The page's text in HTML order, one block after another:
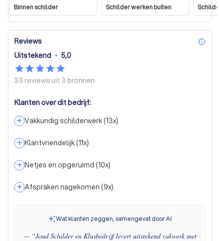
Binnen schilder Schilder werken buiten
Reviews
Uitstekend • 5,0
33 reviews uit 3 bronnen
Klanten over dit bedrijf:
+ Vakkundig schilderwerk(13x)
+ Klantvriendelijk(11x)
+ Netjes en opgeruimd (10x)
+ Afspraken nagekomen (9x)
Wat klanten zeggen, samengevat door AI
— “Joud Schilder en Klusbedrijf levert uitstekend vakwerk met